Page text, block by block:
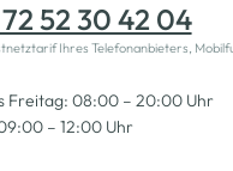
52 30 42 04
Ihres Telefonanbieters,
Freitag: 08:00 – 20:00 Uhr
– 12:00 Uhr